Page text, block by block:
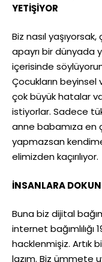
YETİŞİYOR
Biz nasıl
apayrı bir dünyada
içerisinde
Çocukların beyinsel
çok büyük hatalar
istiyorlar. Sadece
anne babamıza en
yapmazsan
elimizden kaçırılıyor.
İNSANLARA
Buna biz dijital
internet
hacklenmişiz. Artık
lazım. Biz ümmete